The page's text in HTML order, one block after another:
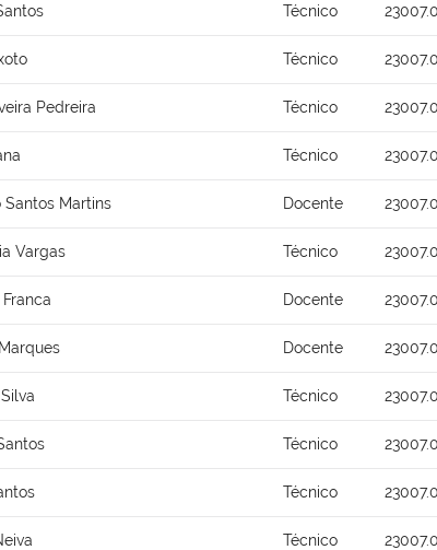
Técnico
Técnico
Pedreira Técnico
Técnico
Santos Martins Docente
Vargas Técnico
Docente
Docente
Técnico
Técnico
Técnico
Técnico